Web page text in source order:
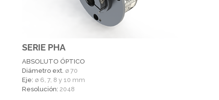
SERIE PHA
ABSOLUTO ÓPTICO
Diámetro ext. ø 70
Eje: ø 6, 7, 8 y 10 mm
Resolución: 2048